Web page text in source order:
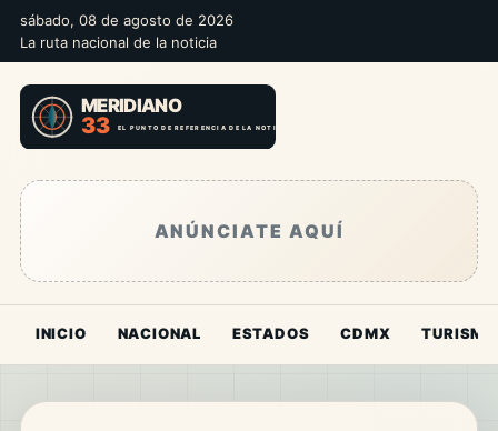
sábado, 08 de agosto de 2026
La ruta nacional de la noticia
ANÚNCIATE AQUÍ
INICIO NACIONAL ESTADOS CDMX TURISMO